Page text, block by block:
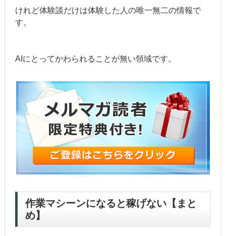
けれど体験談だけは体験した人の唯一無二の情報で
す。
AIにとってかわられることが無い領域です。
作業マシーンになると稼げない【まと
め】